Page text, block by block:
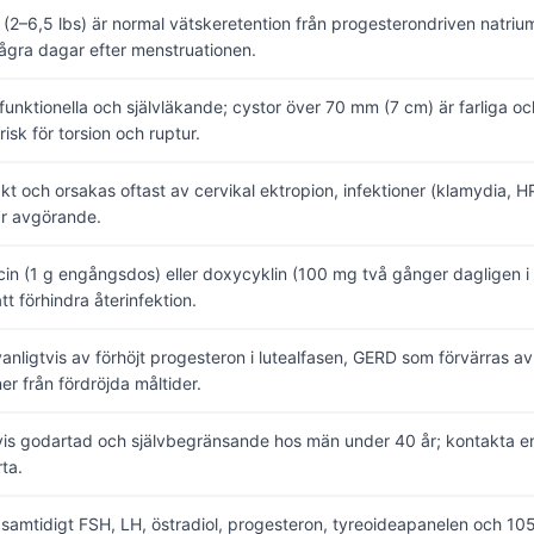
lbs) är normal vätskeretention från progesterondriven
dagar efter menstruationen.
och självläkande; cystor över 70 mm (7 cm) är farliga
för torsion och ruptur.
och orsakas oftast av cervikal ektropion, infektioner (klamydia,
avgörande.
(1 g engångsdos) eller doxycyklin (100 mg två gånger dagligen
förhindra återinfektion.
av förhöjt progesteron i lutealfasen, GERD som förvärras
från fördröjda måltider.
godartad och självbegränsande hos män under 40 år; kontakta
FSH, LH, östradiol, progesteron, tyreoideapanelen och